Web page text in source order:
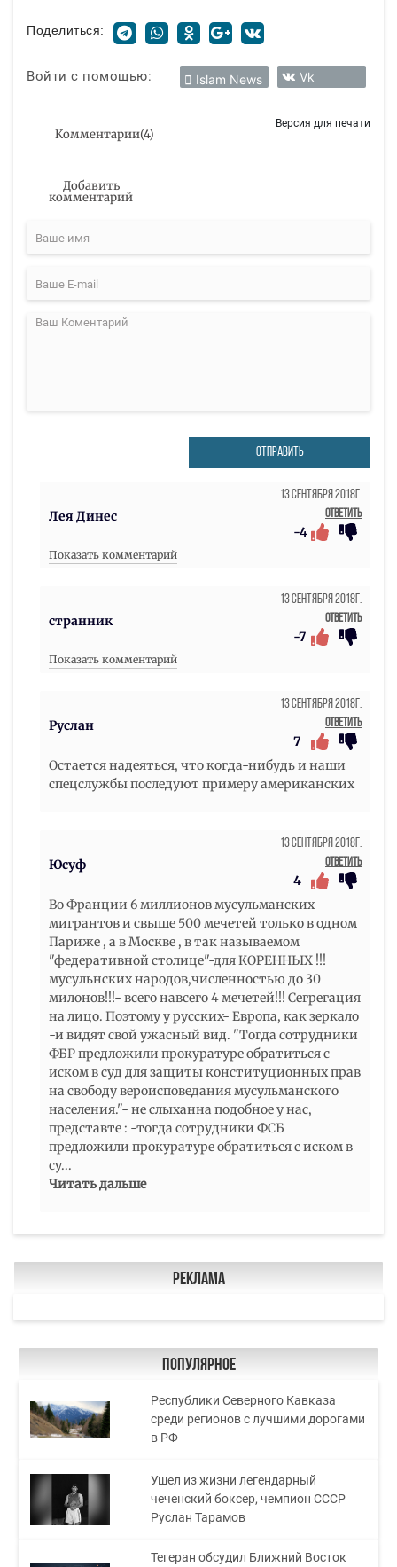
Поделиться:
Войти с помощью: Islam News Vk
Комментарии(4)
Версия для печати
Добавить
комментарий
ОТПРАВИТЬ
Лея Динес
13 Сентября 2018г.
Ответить
-4
Показать комментарий
странник
13 Сентября 2018г.
Ответить
-7
Показать комментарий
Руслан
13 Сентября 2018г.
Ответить
7
Остается надеяться, что когда-нибудь и наши
спецслужбы последуют примеру американских
Юсуф
13 Сентября 2018г.
Ответить
4
Во Франции 6 миллионов мусульманских
мигрантов и свыше 500 мечетей только в одном
Париже , а в Москве , в так называемом
"федеративной столице"-для КОРЕННЫХ !!!
мусульнских народов,численностью до 30
милонов!!!- всего навсего 4 мечетей!!! Сегрегация
на лицо. Поэтому у русских- Европа, как зеркало
-и видят свой ужасный вид. "Тогда сотрудники
ФБР предложили прокуратуре обратиться с
иском в суд для защиты конституционных прав
на свободу вероисповедания мусульманского
населения."- не слыханна подобное у нас,
представте : -тогда сотрудники ФСБ
предложили прокуратуре обратиться с иском в
су...
Читать дальше
Реклама
Популярное
Республики Северного Кавказа
среди регионов с лучшими дорогами
в РФ
Ушел из жизни легендарный
чеченский боксер, чемпион СССР
Руслан Тарамов
Тегеран обсудил Ближний Восток